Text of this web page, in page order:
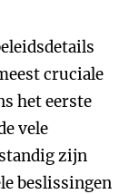
cruciale
het eerste
vele
zijn
beslissingen